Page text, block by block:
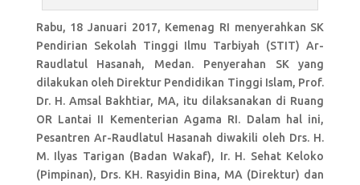
Rabu, 18 Januari 2017, Kemenag RI menyerahkan SK
Pendirian Sekolah Tinggi Ilmu Tarbiyah (STIT) Ar-
Raudlatul Hasanah, Medan. Penyerahan SK yang
dilakukan oleh Direktur Pendidikan Tinggi Islam, Prof.
Dr. H. Amsal Bakhtiar, MA, itu dilaksanakan di Ruang
OR Lantai II Kementerian Agama RI. Dalam hal ini,
Pesantren Ar-Raudlatul Hasanah diwakili oleh Drs. H.
M. Ilyas Tarigan (Badan Wakaf), Ir. H. Sehat Keloko
(Pimpinan), Drs. KH. Rasyidin Bina, MA (Direktur) dan